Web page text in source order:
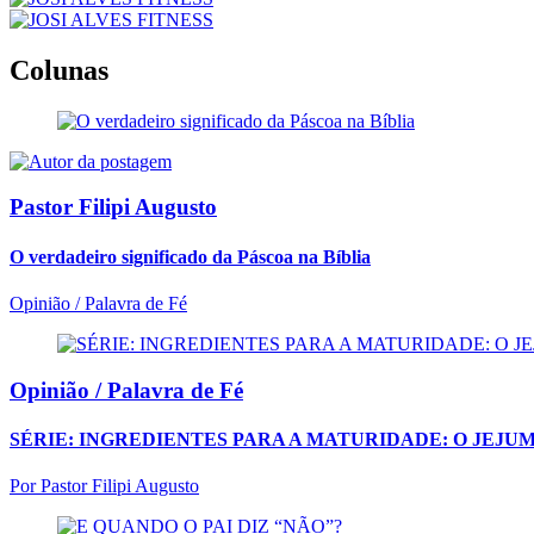
Colunas
Pastor Filipi Augusto
O verdadeiro significado da Páscoa na Bíblia
Opinião / Palavra de Fé
Opinião /Palavra de Fé
SÉRIE: INGREDIENTES PARA A MATURIDADE: O
PorPastor Filipi Augusto